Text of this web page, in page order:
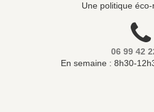
Une politique
06 99 42
En semaine : 8h30-